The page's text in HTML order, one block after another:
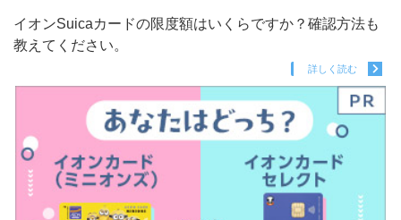
イオンSuicaカードの限度額はいくらですか？確認方法も
教えてください。
詳しく読む